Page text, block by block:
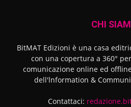
CHI
BitMAT Edizioni è una casa
con una copertura a 360°
comunicazione online ed
dell'lnformation &
Contattaci: